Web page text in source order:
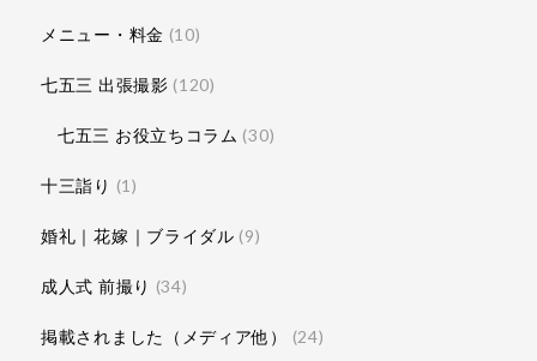
メニュー・料金 (10)
七五三 出張撮影 (120)
七五三 お役立ちコラム (30)
十三詣り (1)
婚礼｜花嫁｜ブライダル (9)
成人式 前撮り (34)
掲載されました（メディア他） (24)